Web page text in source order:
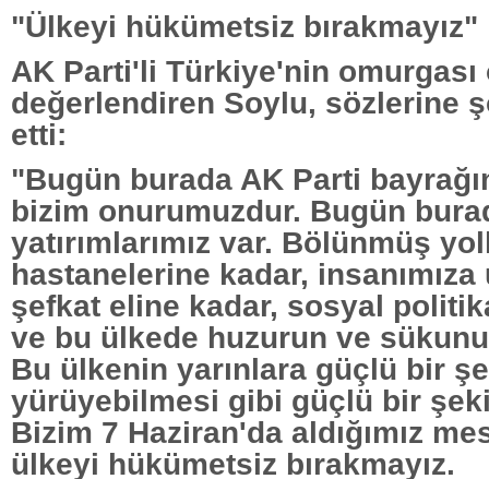
"Ülkeyi hükümetsiz bırakmayız"
AK Parti'li Türkiye'nin omurgası
değerlendiren Soylu, sözlerine
etti:
"Bugün burada AK Parti
bizim onurumuzdur. Bugün
yatırımlarımız var. Bölünmüş
hastanelerine kadar, insanımıza
şefkat eline kadar, sosyal
ve bu ülkede huzurun ve
Bu ülkenin yarınlara güçlü bir
yürüyebilmesi gibi güçlü bir
Bizim 7 Haziran'da aldığımız
ülkeyi hükümetsiz bırakmayız.